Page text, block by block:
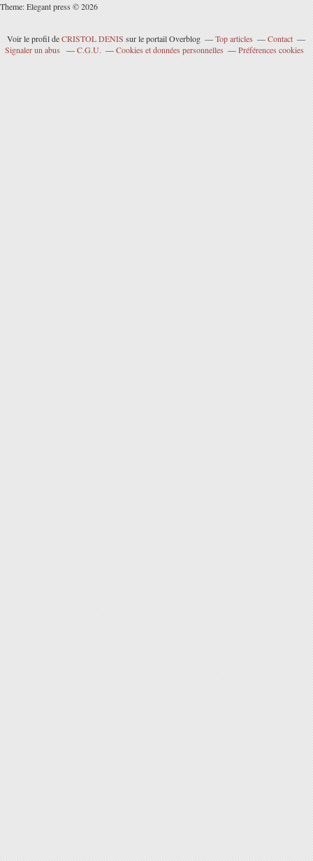
Theme: Elegant press © 2026
Voir le profil deCRISTOL DENIS sur le portail Overblog Top articles
Contact
Signaler un abus
C.G.U. Cookies et données personnelles Préférences cookies